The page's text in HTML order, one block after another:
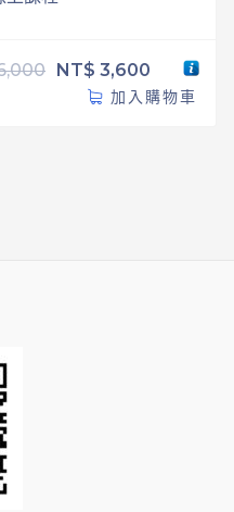
NT$ 3,600
加入購物車